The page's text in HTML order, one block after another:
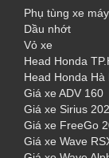
Phụ tùng xe máy
Dầu nhớt
Vỏ xe
Head Honda
Head Honda Hà
Giá xe ADV 160
Giá xe Sirius
Giá xe FreeGo
Giá xe Wave